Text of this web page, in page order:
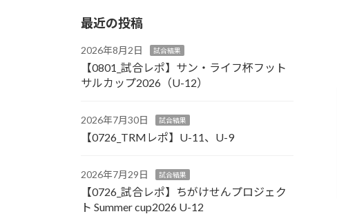
最近の投稿
2026年8月2日 試合結果
【0801_試合レポ】サン・ライフ杯フット
サルカップ2026（U-12）
2026年7月30日 試合結果
【0726_TRMレポ】U-11、U-9
2026年7月29日 試合結果
【0726_試合レポ】ちがけせんプロジェク
ト Summer cup2026 U-12